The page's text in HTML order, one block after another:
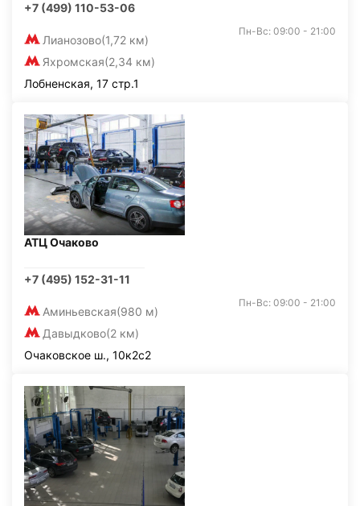
+7 (499) 110-53-06
Лианозово(1,72 км)
Яхромская(2,34 км)
Пн-Вс: 09:00 - 21:00
Лобненская, 17 стр.1
АТЦ Очаково
+7 (495) 152-31-11
Аминьевская(980 м)
Давыдково(2 км)
Пн-Вс: 09:00 - 21:00
Очаковское ш., 10к2с2